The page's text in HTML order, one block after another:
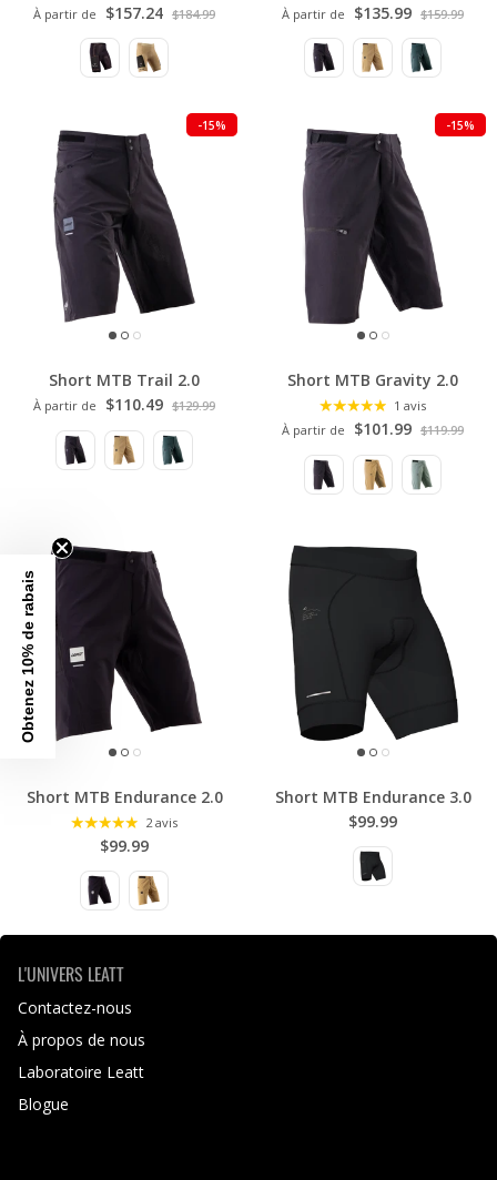
À partir de $157.24 $184.99
À partir de
$135.99 $159.99
-15%
Short MTB Trail 2.0
À partir de $110.49 $129.99
-15%
Short MTB Gravity 2.0
1 avis
À partir de
$101.99 $119.99
Short MTB Endurance 2.0
2 avis
$99.99
Short MTB Endurance 3.0
$99.99
L'UNIVERS LEATT
Contactez-nous
À propos de nous
Laboratoire Leatt
Blogue
Obtenez 10% de rabais